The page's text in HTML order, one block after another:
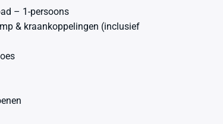
– 1-persoons
& kraankoppelingen (inclusief